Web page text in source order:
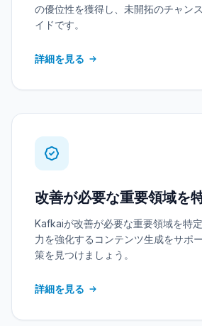
の優位性を獲得し、未開拓のチャン
イドです。
詳細を見る
改善が必要な重要領域を
Kafkaiが改善が必要な重要領域を特
力を強化するコンテンツ生成をサポ
策を見つけましょう。
詳細を見る